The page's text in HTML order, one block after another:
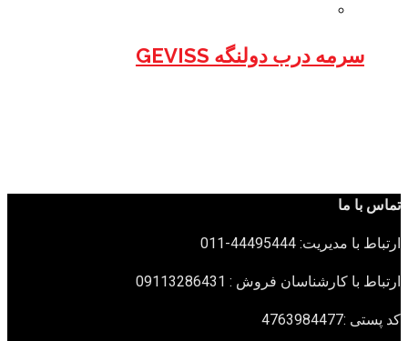
سرمه درب دولنگه GEVISS
تماس با ما
ارتباط با مدیریت: 44495444-011
ارتباط با کارشناسان فروش : 09113286431
کد پستی :4763984477